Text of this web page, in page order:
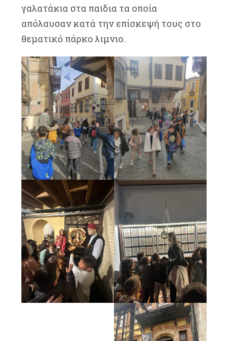
γαλατάκια στα παιδια τα οποία
απόλαυσαν κατά την επίσκεψή τους στο
θεματικό πάρκο λιμνιο.